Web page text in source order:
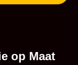
op Maat